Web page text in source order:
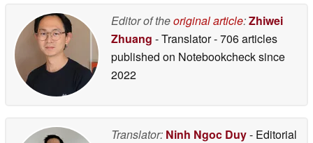
Editor of theoriginal article:Zhiwei
Zhuang - Translator- 706 articles
published on Notebookchecksince
2022
Translator: Ninh Ngoc Duy- Editorial